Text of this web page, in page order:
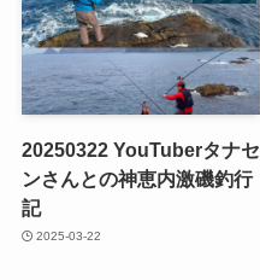
20250322 YouTuberタナセ
ンさんとの神恵内激磯釣行
記
2025-03-22